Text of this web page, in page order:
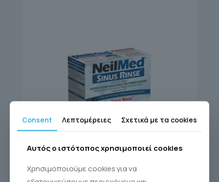
SINUS RINSE KIT 60
Consent Λεπτομέρειες Σχετικά με τα cookies
Αυτός ο ιστότοπος χρησιμοποιεί cookies
Χρησιμοποιούμε cookies για να